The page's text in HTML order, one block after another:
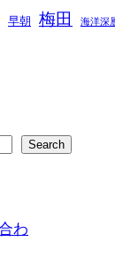
早朝 梅田 海洋深
Search